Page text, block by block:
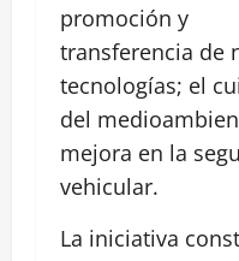
promoción y
transferencia de
tecnologías; el
del
mejora en la
vehicular.
La iniciativa